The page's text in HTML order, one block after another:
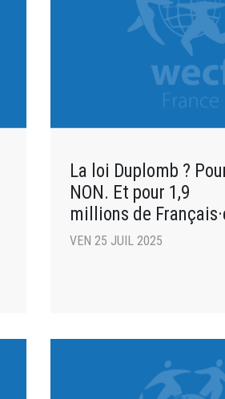
La loi Duplomb ?
NON. Et pour 1,9
millions de
VEN 25 JUIL 2025